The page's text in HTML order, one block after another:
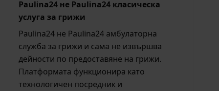
Paulina24 не Paulina24 класическа
услуга за грижи
Paulina24 не Paulina24 амбулаторна
служба за грижи и сама не извършва
дейности по предоставяне на грижи.
Платформата функционира като
технологичен посредник и